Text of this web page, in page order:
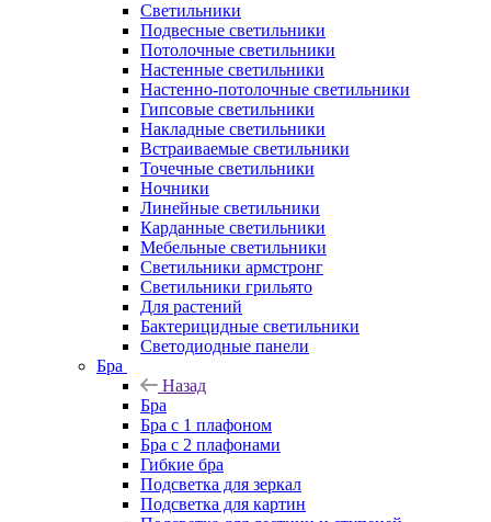
Светильники
Подвесные светильники
Потолочные светильники
Настенные светильники
Настенно-потолочные светильники
Гипсовые светильники
Накладные светильники
Встраиваемые светильники
Точечные светильники
Ночники
Линейные светильники
Карданные светильники
Мебельные светильники
Светильники армстронг
Светильники грильято
Для растений
Бактерицидные светильники
Светодиодные панели
Бра
Назад
Бра
Бра с 1 плафоном
Бра с 2 плафонами
Гибкие бра
Подсветка для зеркал
Подсветка для картин